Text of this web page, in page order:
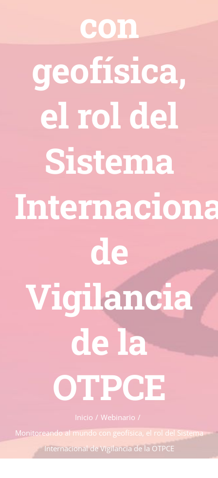
con
geofísica,
el rol del
Sistema
de
Vigilancia
de la
OTPCE
Inicio
Webinario
Monitoreando al mundo con geofísica, el rol del Sistema
Internacional de Vigilancia de la OTPCE